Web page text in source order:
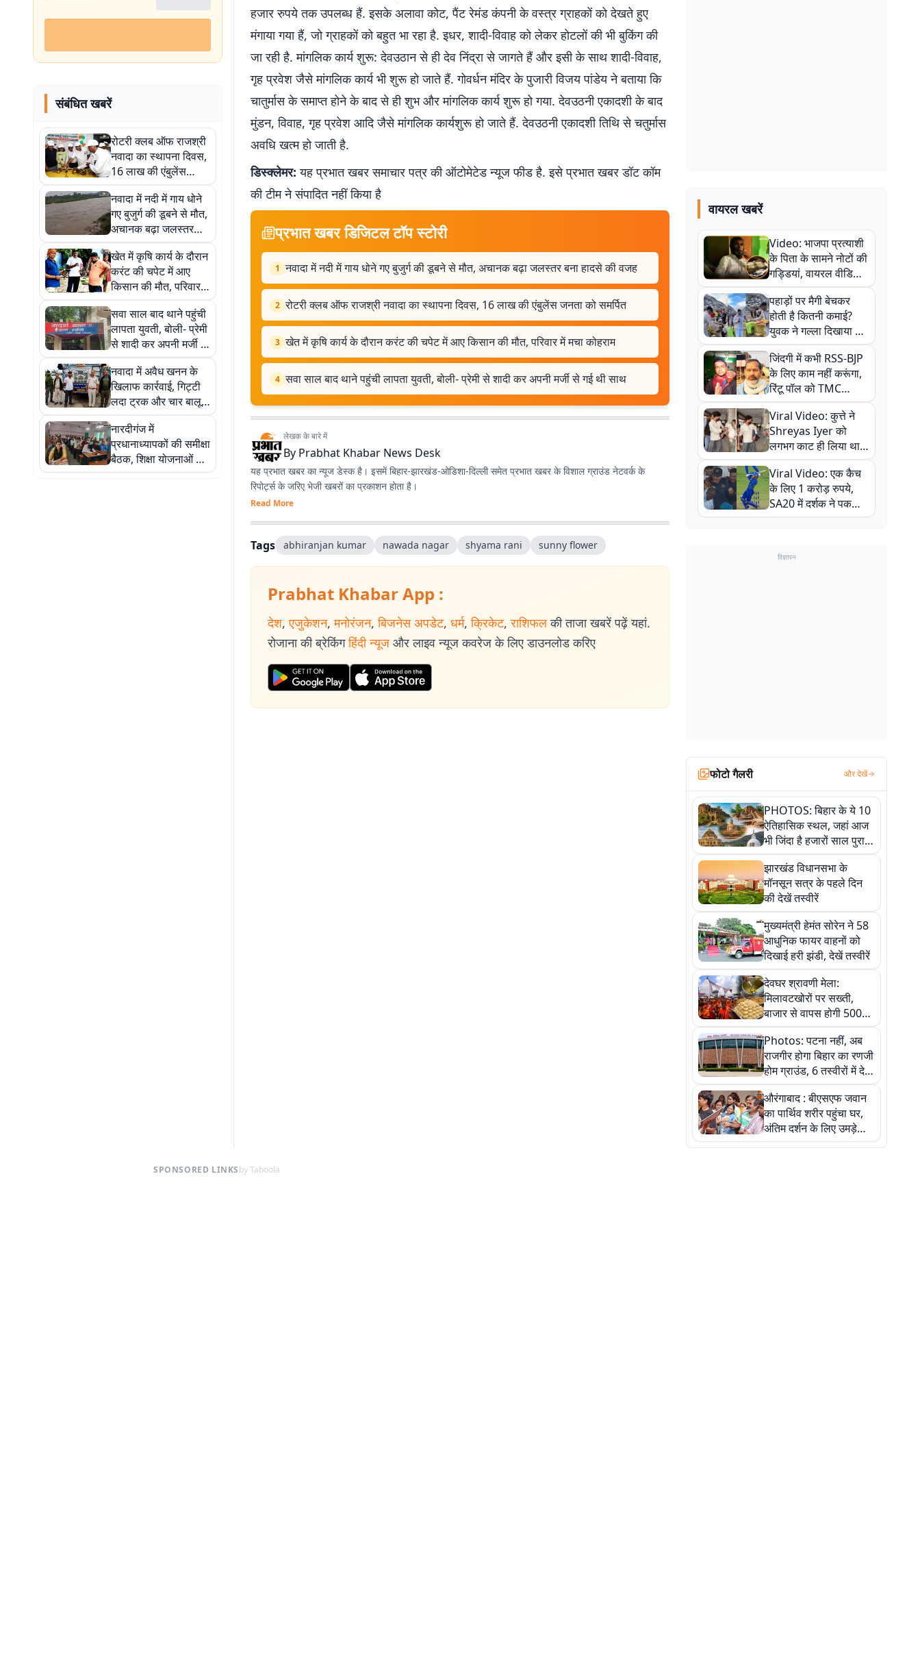
संबंधित खबरें
रोटरी क्लब ऑफ राजश्री
नवादा का स्थापना दिवस,
16 लाख की एंबुलेंस
जनता को समर्पित
नवादा में नदी में गाय धोने
गए बुजुर्ग की डूबने से मौत,
अचानक बढ़ा जलस्तर
बना हादसे की वजह
खेत में कृषि कार्य के दौरान
करंट की चपेट में आए
किसान की मौत, परिवार में
मचा कोहराम
सवा साल बाद थाने पहुंची
लापता युवती, बोली- प्रेमी
से शादी कर अपनी मर्जी से
गई थी साथ
नवादा में अवैध खनन के
खिलाफ कार्रवाई, गिट्टी
लदा ट्रक और चार बालू
लदे ट्रैक्टर जब्त
नारदीगंज में
प्रधानाध्यापकों की समीक्षा
बैठक, शिक्षा योजनाओं की
हुई समीक्षा
हजार रुपये तक उपलब्ध हैं. इसके अलावा कोट, पैंट रेमंड कंपनी के वस्त्र ग्राहकों को देखते हुए
मंगाया गया हैं, जो ग्राहकों को बहुत भा रहा है. इधर, शादी-विवाह को लेकर होटलों की भी बुकिंग की
जा रही है. मांगलिक कार्य शुरू: देवउठान से ही देव निंद्रा से जागते हैं और इसी के साथ शादी-विवाह,
गृह प्रवेश जैसे मांगलिक कार्य भी शुरू हो जाते हैं. गोवर्धन मंदिर के पुजारी विजय पांडेय ने बताया कि
चातुर्मास के समाप्त होने के बाद से ही शुभ और मांगलिक कार्य शुरू हो गया. देवउठनी एकादशी के बाद
मुंडन, विवाह, गृह प्रवेश आदि जैसे मांगलिक कार्यशुरू हो जाते हैं. देवउठनी एकादशी तिथि से चतुर्मास
अवधि खत्म हो जाती है.
डिस्क्लेमर: यह प्रभात खबर समाचार पत्र की ऑटोमेटेड न्यूज फीड है. इसे प्रभात खबर डॉट कॉम
की टीम ने संपादित नहीं किया है
प्रभात खबर डिजिटल टॉप स्टोरी
1 नवादा में नदी में गाय धोने गए बुजुर्ग की डूबने से मौत, अचानक बढ़ा जलस्तर बना हादसे की वजह
2 रोटरी क्लब ऑफ राजश्री नवादा का स्थापना दिवस, 16 लाख की एंबुलेंस जनता को समर्पित
3 खेत में कृषि कार्य के दौरान करंट की चपेट में आए किसान की मौत, परिवार में मचा कोहराम
4 सवा साल बाद थाने पहुंची लापता युवती, बोली- प्रेमी से शादी कर अपनी मर्जी से गई थी साथ
लेखक के बारे में
By Prabhat Khabar News Desk
यह प्रभात खबर का न्यूज डेस्क है। इसमें बिहार-झारखंड-ओडिशा-दिल्‍ली समेत प्रभात खबर के विशाल ग्राउंड नेटवर्क के
रिपोर्ट्स के जरिए भेजी खबरों का प्रकाशन होता है।
Read More
Tags abhiranjan kumar nawada nagar shyama rani sunny flower
Prabhat Khabar App :
देश, एजुकेशन, मनोरंजन, बिजनेस अपडेट, धर्म, क्रिकेट, राशिफल की ताजा खबरें पढ़ें यहां.
रोजाना की ब्रेकिंग हिंदी न्यूज और लाइव न्यूज कवरेज के लिए डाउनलोड करिए
वायरल खबरें
Video: भाजपा प्रत्याशी
के पिता के सामने नोटों की
गड्डियां, वायरल वीडियो
से राजनीति में उबाल,
अजित महतो बोले- TMC
की गंदी चाल
पहाड़ों पर मैगी बेचकर
होती है कितनी कमाई?
युवक ने गल्ला दिखाया तो
नौकरी वालों के खड़े हो गए
कान
जिंदगी में कभी RSS-BJP
के लिए काम नहीं करूंगा,
रिंटू पॉल को TMC
ऑफिस में ले जाकर पीटा,
Video वायरल
Viral Video: कुत्ते ने
Shreyas Iyer को
लगभग काट ही लिया था,
न्यूजीलैंड सीरीज से पहले
बाल-बाल बचे
Viral Video: एक कैच
के लिए 1 करोड़ रुपये,
SA20 में दर्शक ने पकड़ा
एक हाथ से गजब का कैच
विज्ञापन
फोटो गैलरी और देखें
PHOTOS: बिहार के ये 10
ऐतिहासिक स्थल, जहां आज
भी जिंदा है हजारों साल पुराना
इतिहास, एक बार जरूर घूमिए
झारखंड विधानसभा के
मॉनसून सत्र के पहले दिन
की देखें तस्वीरें
मुख्यमंत्री हेमंत सोरेन ने 58
आधुनिक फायर वाहनों को
दिखाई हरी झंडी, देखें तस्वीरें
देवघर श्रावणी मेला:
मिलावटखोरों पर सख्ती,
बाजार से वापस होगी 500
किलो संदिग्ध खाद्य सामग्री,
देखें तस्वीरें
Photos: पटना नहीं, अब
राजगीर होगा बिहार का रणजी
होम ग्राउंड, 6 तस्वीरों में देखें
नए स्टेडियम की पूरी कहानी
औरंगाबाद : बीएसएफ जवान
का पार्थिव शरीर पहुंचा घर,
अंतिम दर्शन के लिए उमड़े
लोग
SPONSORED LINKSby Taboola